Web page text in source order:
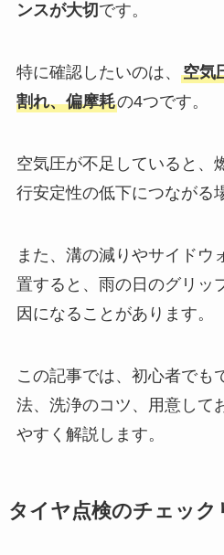
ンスが大切 です。
特に確認したいのは、 空気
割れ、偏摩耗の4つです。
空気圧が不足していると、
行安定性の低下につながる
また、溝の減りやサイドウ
置すると、雨の日のグリッ
因になることがあります。
この記事では、初心者でも
法、洗浄のコツ、用意して
やすく解説します。
タイヤ点検のチェック